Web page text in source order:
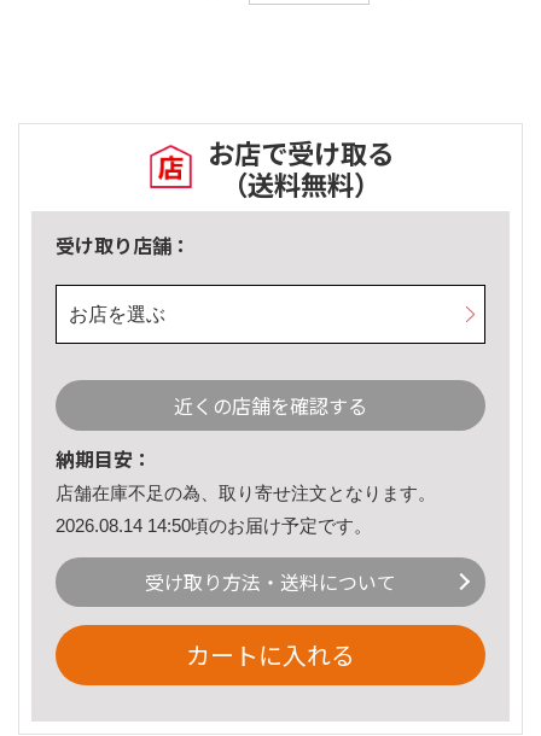
お店で受け取る
（送料無料）
受け取り店舗：
お店を選ぶ
近くの店舗を確認する
納期目安：
店舗在庫不足の為、取り寄せ注文となります。
2026.08.14 14:50頃のお届け予定です。
受け取り方法・送料について
カートに入れる